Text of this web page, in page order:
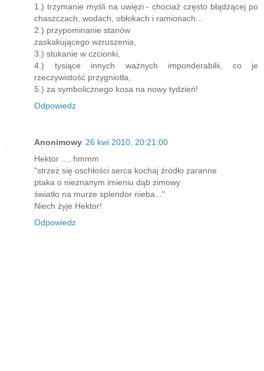
1.) trzymanie myśli na uwięzi - chociaż często błądzącej po
chaszczach, wodach, obłokach i ramionach...
2.) przypominanie stanów
zaskakującego wzruszenia,
3.) stukanie w czcionki,
4.) tysiące innych ważnych imponderabilii, co je
rzeczywistość przygniotła,
5.) za symbolicznego kosa na nowy tydzień!
Odpowiedz
Anonimowy 26 kwi 2010, 20:21:00
Hektor .....hmmm
"strzeż się oschłości serca kochaj źródło zaranne
ptaka o nieznanym imieniu dąb zimowy
światło na murze splendor nieba..."
Niech żyje Hektor!
Odpowiedz